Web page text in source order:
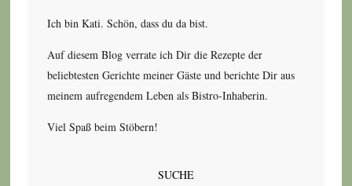
Ich bin Kati. Schön, dass du da bist.
Auf diesem Blog verrate ich Dir die Rezepte der
beliebtesten Gerichte meiner Gäste und berichte Dir aus
meinem aufregendem Leben als Bistro-Inhaberin.
Viel Spaß beim Stöbern!
SUCHE